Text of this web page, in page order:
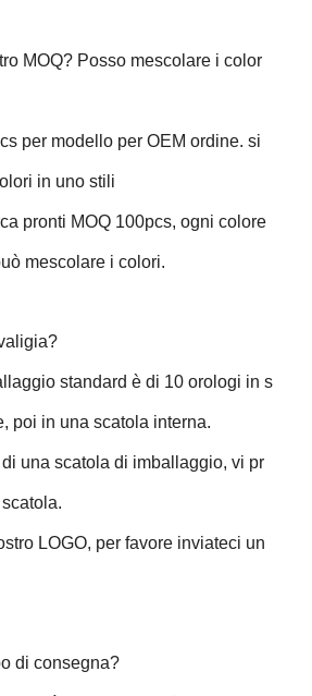
MOQ? Posso mescolare i color
per modello per OEM ordine. si
in uno stili
pronti MOQ 100pcs, ogni colore
mescolare i colori.
standard è di 10 orologi in s
poi in una scatola interna.
una scatola di imballaggio, vi pr
LOGO, per favore inviateci un
di consegna?